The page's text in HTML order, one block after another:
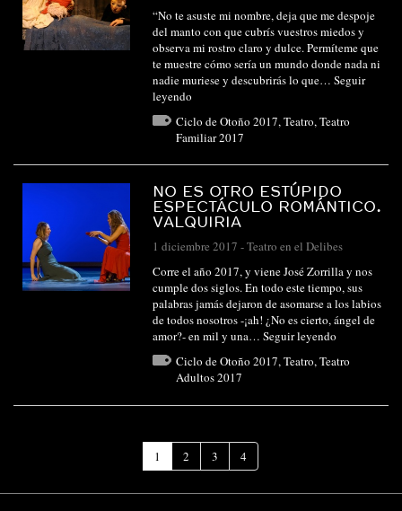
“No te asuste mi nombre, deja que me despoje
del manto con que cubrís vuestros miedos y
observa mi rostro claro y dulce. Permíteme que
te muestre cómo sería un mundo donde nada ni
nadie muriese y descubrirás lo que… Seguir
leyendo
Ciclo de Otoño 2017, Teatro, Teatro
Familiar 2017
NO ES OTRO ESTÚPIDO
ESPECTÁCULO ROMÁNTICO.
VALQUIRIA
1 diciembre 2017 -Teatro en el Delibes
Corre el año 2017, y viene José Zorrilla y nos
cumple dos siglos. En todo este tiempo, sus
palabras jamás dejaron de asomarse a los labios
de todos nosotros -¡ah! ¿No es cierto, ángel de
amor?- en mil y una… Seguir leyendo
Ciclo de Otoño 2017,Teatro,Teatro
Adultos 2017
1
(Página
actual)
2 3 4